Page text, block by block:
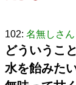
102: 名無しさん
どういうこ
水を飴みた